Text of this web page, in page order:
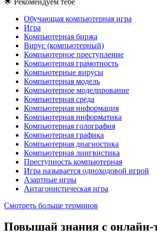
🌟 Рекомендуем тебе
Обучающая компьютерная игра
Игра
Компьютерная биржа
Вирус (компьютерный)
Компьютерное преступление
Компьютерная грамотность
Компьютерные вирусы
Компьютерная модель
Компьютерное моделирование
Компьютерная среда
Компьютерная информация
Компьютерная информатика
Компьютерная голография
Компьютерная графика
Компьютерная диагностика
Компьютерная лингвистика
Преступность компьютерная
Игра называется одноходовой игрой
Азартные игры
Антагонистическая игра
Смотреть больше терминов
Повышай знания с онлайн-